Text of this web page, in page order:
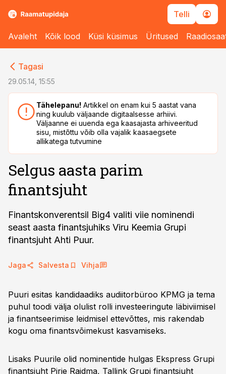
Telli
Avaleht Kõik lood Küsi küsimus Üritused
Tagasi
29.05.14, 15:55
Tähelepanu! Artikkel on enam kui 5 aastat vana
ning kuulub väljaande digitaalsesse arhiivi.
Väljaanne ei uuenda ega kaasajasta arhiveeritud
sisu, mistõttu võib olla vajalik kaasaegsete
allikatega tutvumine
Selgus aasta parim
finantsjuht
Finantskonverentsil Big4 valiti viie nominendi
seast aasta finantsjuhiks Viru Keemia Grupi
finantsjuht Ahti Puur.
Jaga Salvesta Vihja
Puuri esitas kandidaadiks audiitorbüroo KPMG ja tema
puhul toodi välja olulist rolli investeeringute läbiviimisel
ja finantseerimise leidmisel ettevõttes, mis rakendab
kogu oma finantsvõimekust kasvamiseks.
Lisaks Puurile olid nominentide hulgas Ekspress Grupi
finantsjuht Pirje Raidma, Tallink Grupi finantsjuht